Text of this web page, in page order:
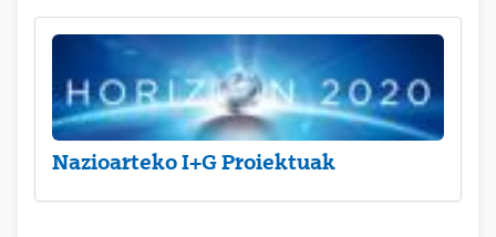
Nazioarteko I+G Proiektuak